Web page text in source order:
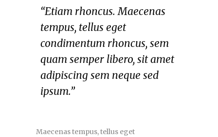
“Etiam rhoncus. Maecenas
tempus, tellus eget
condimentum rhoncus, sem
quam semper libero, sit amet
adipiscing sem neque sed
ipsum.”
Maecenas tempus, tellus eget